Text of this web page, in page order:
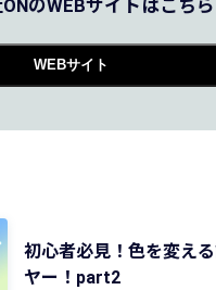
のWEBサイトはこちら
WEBサイト
初心者必見！色を変え
ヤー！part2